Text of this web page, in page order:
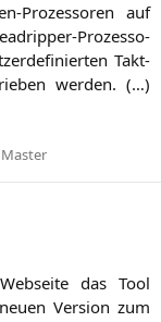
Pro­zes­so­ren auf
Pro­zes­so­
Takt­
wer­den. (…)
das Tool
Ver­si­on zum